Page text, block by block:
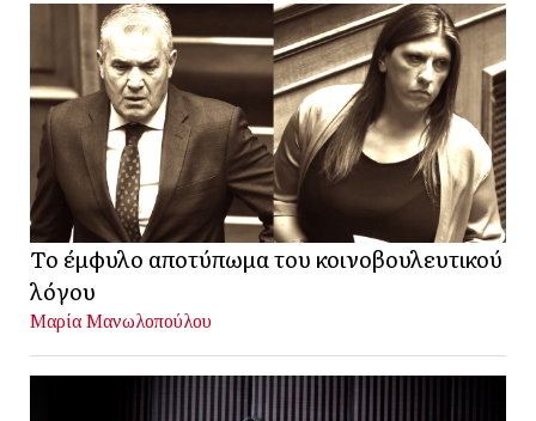
Το έμφυλο αποτύπωμα του κοινοβουλευτικού
λόγου
Μαρία Μανωλοπούλου